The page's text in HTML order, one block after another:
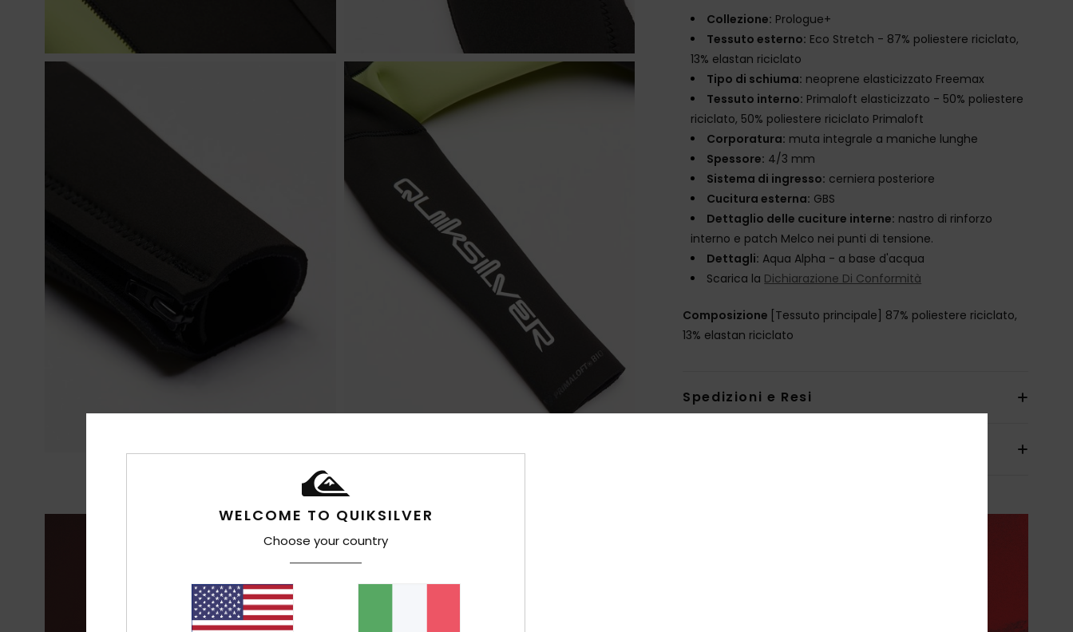
Collezione: Prologue+
Tessuto esterno: Eco Stretch - 87% poliestere riciclato,
13% elastan riciclato
Tipo di schiuma: neoprene elasticizzato Freemax
Tessuto interno: Primaloft elasticizzato - 50% poliestere
riciclato, 50% poliestere riciclato Primaloft
Corporatura: muta integrale a maniche lunghe
Spessore: 4/3 mm
Sistema di ingresso: cerniera posteriore
Cucitura esterna: GBS
Dettaglio delle cuciture interne: nastro di rinforzo
interno e patch Melco nei punti di tensione.
Dettagli: Aqua Alpha - a base d'acqua
Scarica la Dichiarazione Di Conformità
Composizione [Tessuto principale] 87% poliestere riciclato,
13% elastan riciclato
Spedizioni e Resi
WELCOME TO QUIKSILVER
Choose your country